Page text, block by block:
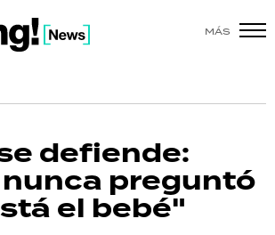
MÁS
defiende:
preguntó
el bebé"